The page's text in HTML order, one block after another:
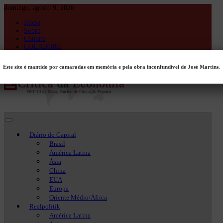
Skip
content
domingo, agosto 9, 2026
Início
Sobre
Contato
COLABORE
Crítica da Economia
Crítica da Economia
Diário do Capital
Brasil
América Latina
Ásia
China
EUA
Europa
Oriente Médio/África
Realpolitik
América Latina
Este site é mantido por camaradas em memória e pela obra inconfundível de José Martins.